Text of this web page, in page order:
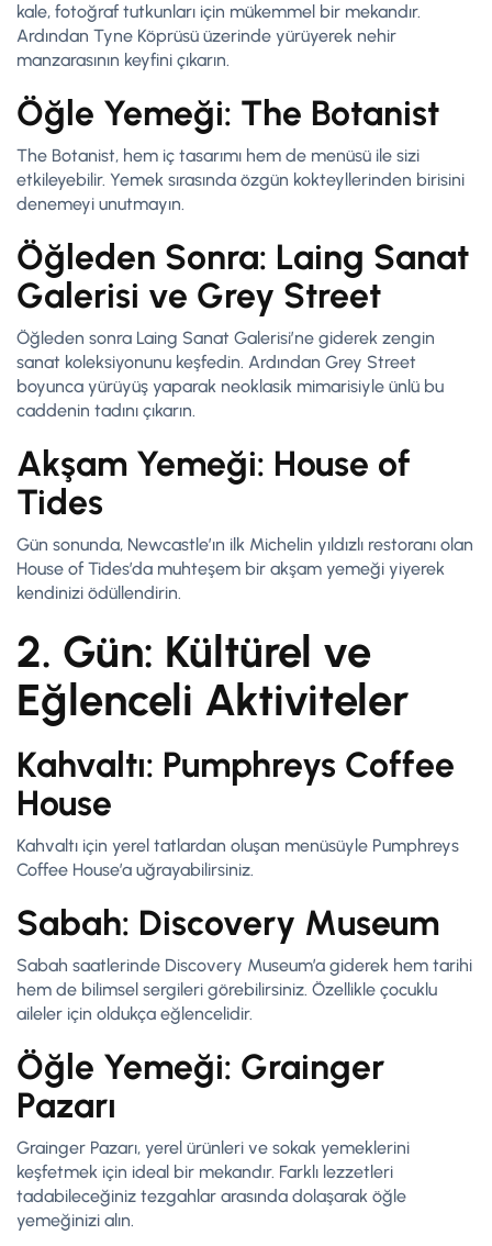
kale, fotoğraf tutkunları için mükemmel bir mekandır.
Ardından Tyne Köprüsü üzerinde yürüyerek nehir
manzarasının keyfini çıkarın.
Öğle Yemeği: The Botanist
The Botanist, hem iç tasarımı hem de menüsü ile sizi
etkileyebilir. Yemek sırasında özgün kokteyllerinden birisini
denemeyi unutmayın.
Öğleden Sonra: Laing Sanat
Galerisi ve Grey Street
Öğleden sonra Laing Sanat Galerisi’ne giderek zengin
sanat koleksiyonunu keşfedin. Ardından Grey Street
boyunca yürüyüş yaparak neoklasik mimarisiyle ünlü bu
caddenin tadını çıkarın.
Akşam Yemeği: House of
Tides
Gün sonunda, Newcastle’ın ilk Michelin yıldızlı restoranı olan
House of Tides’da muhteşem bir akşam yemeği yiyerek
kendinizi ödüllendirin.
2. Gün: Kültürel ve
Eğlenceli Aktiviteler
Kahvaltı: Pumphreys Coffee
House
Kahvaltı için yerel tatlardan oluşan menüsüyle Pumphreys
Coffee House’a uğrayabilirsiniz.
Sabah: Discovery Museum
Sabah saatlerinde Discovery Museum’a giderek hem tarihi
hem de bilimsel sergileri görebilirsiniz. Özellikle çocuklu
aileler için oldukça eğlencelidir.
Öğle Yemeği: Grainger
Pazarı
Grainger Pazarı, yerel ürünleri ve sokak yemeklerini
keşfetmek için ideal bir mekandır. Farklı lezzetleri
tadabileceğiniz tezgahlar arasında dolaşarak öğle
yemeğinizi alın.